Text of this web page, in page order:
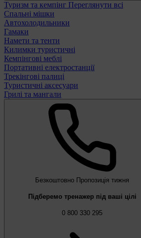
Туризм та кемпінг Переглянути всі
Спальні мішки
Автохолодильники
Гамаки
Намети та тенти
Килимки туристичні
Кемпінгові меблі
Портативні електростанції
Трекінгові палиці
Туристичні аксесуари
Грилі та мангали
Безкоштовно Пропозиція тижня
Підберемо тренажер під ваші цілі
0 800 330 295